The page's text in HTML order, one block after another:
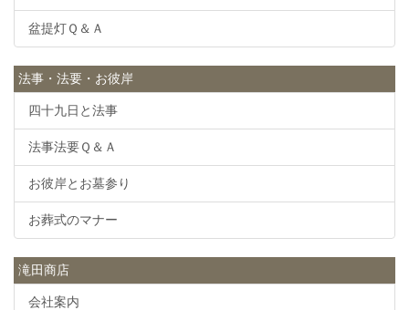
盆提灯Ｑ＆Ａ
法事・法要・お彼岸
四十九日と法事
法事法要Ｑ＆Ａ
お彼岸とお墓参り
お葬式のマナー
滝田商店
会社案内